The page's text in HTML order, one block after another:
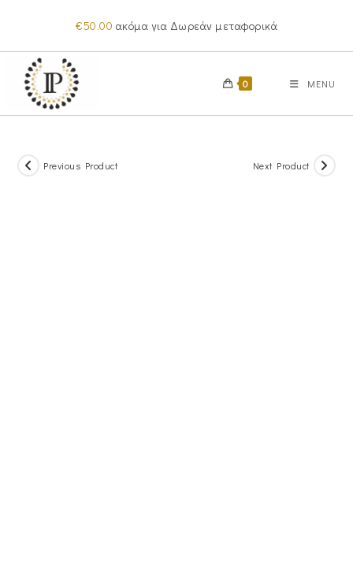
content
€50.00 ακόμα για Δωρεάν μεταφορικά
0 MENU
Previous Product Next Product